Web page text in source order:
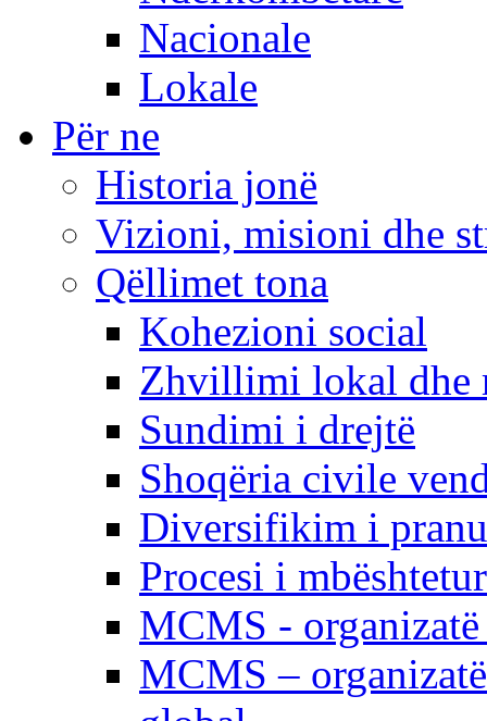
Nacionale
Lokale
Për ne
Historia jonë
Vizioni, misioni dhe
Qëllimet tona
Kohezioni social
Zhvillimi lokal dhe
Sundimi i drejtë
Shoqëria civile
Diversifikim i
Procesi i
MCMS -
MCMS –